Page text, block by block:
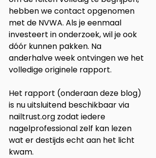
hebben we contact opgenomen
met de NVWA. Als je eenmaal
investeert in onderzoek, wil je ook
dóór kunnen pakken. Na
anderhalve week ontvingen we het
volledige originele rapport.
Het rapport (onderaan deze blog)
is nu uitsluitend beschikbaar via
nailtrust.org zodat iedere
nagelprofessional zelf kan lezen
wat er destijds echt aan het licht
kwam.